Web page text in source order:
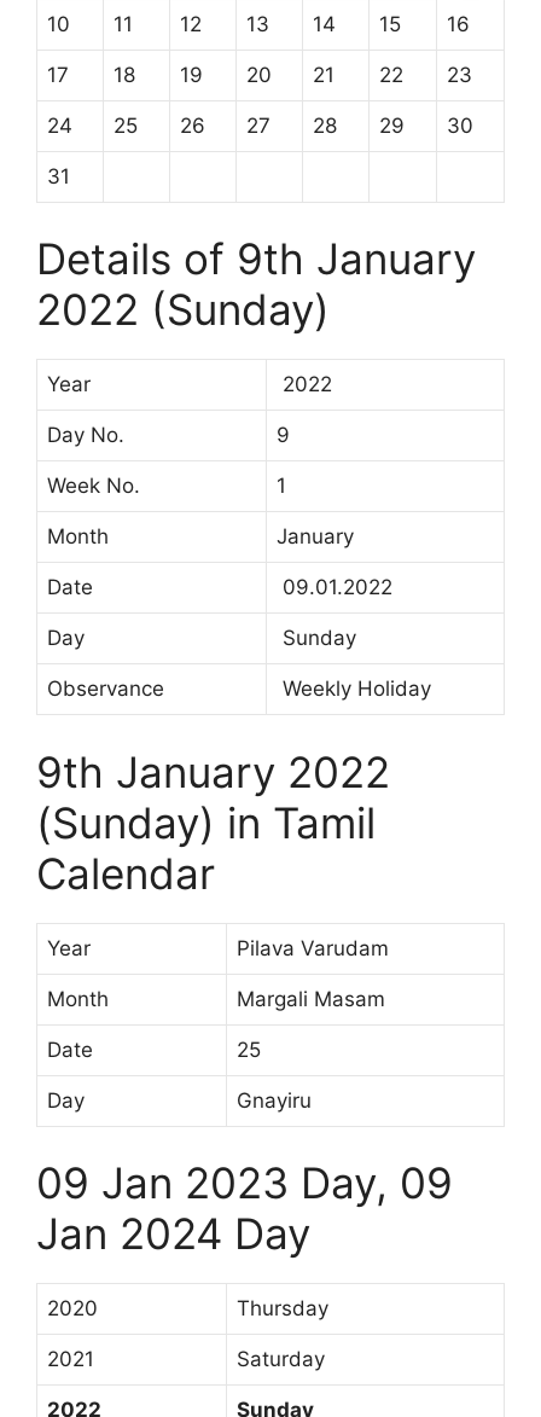
10 11 12 13 14 15 16
17 18 19 20 21 22 23
24 25 26 27 28 29 30
31
Details of 9th January
2022 (Sunday)
Year 2022
Day No. 9
Week No. 1
Month January
Date 09.01.2022
Day Sunday
Observance Weekly Holiday
9th January 2022
(Sunday) in Tamil
Calendar
Year Pilava Varudam
Month Margali Masam
Date 25
Day Gnayiru
09 Jan 2023 Day, 09
Jan 2024 Day
2020 Thursday
2021 Saturday
2022 Sunday